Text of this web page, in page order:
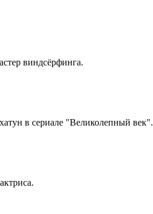
виндсёрфинга.
в сериале "Великолепный век".